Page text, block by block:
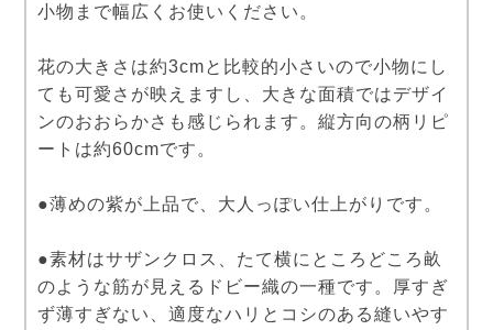
小物まで幅広くお使いください。
花の大きさは約3cmと比較的小さいので小物にし
ても可愛さが映えますし、大きな面積ではデザイ
ンのおおらかさも感じられます。縦方向の柄リピ
ートは約60cmです。
●薄めの紫が上品で、大人っぽい仕上がりです。
●素材はサザンクロス、たて横にところどころ畝
のような筋が見えるドビー織の一種です。厚すぎ
ず薄すぎない、適度なハリとコシのある縫いやす